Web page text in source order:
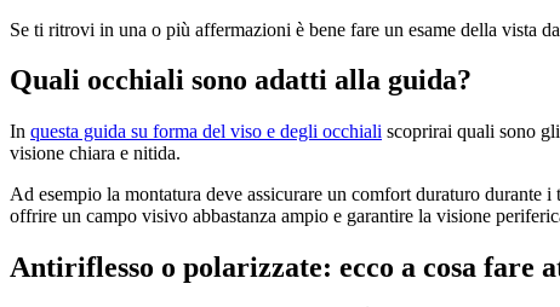
Se ti ritrovi in una o più affermazioni è bene fare un esame della vista
Quali occhiali sono adatti alla guida?
In questa guida su forma del viso e degli occhiali scoprirai quali sono
visione chiara e nitida.
Ad esempio la montatura deve assicurare un comfort duraturo
offrire un campo visivo abbastanza ampio e garantire la visione
Antiriflesso o polarizzate: ecco a cosa fare